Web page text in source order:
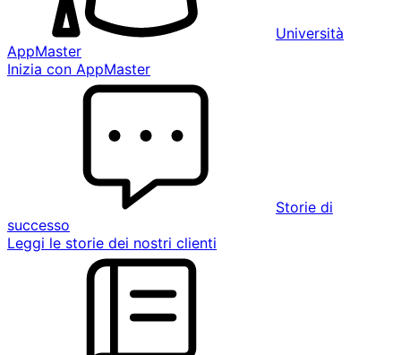
Università
AppMaster
Inizia con AppMaster
Storie di
successo
Leggi le storie dei nostri clienti